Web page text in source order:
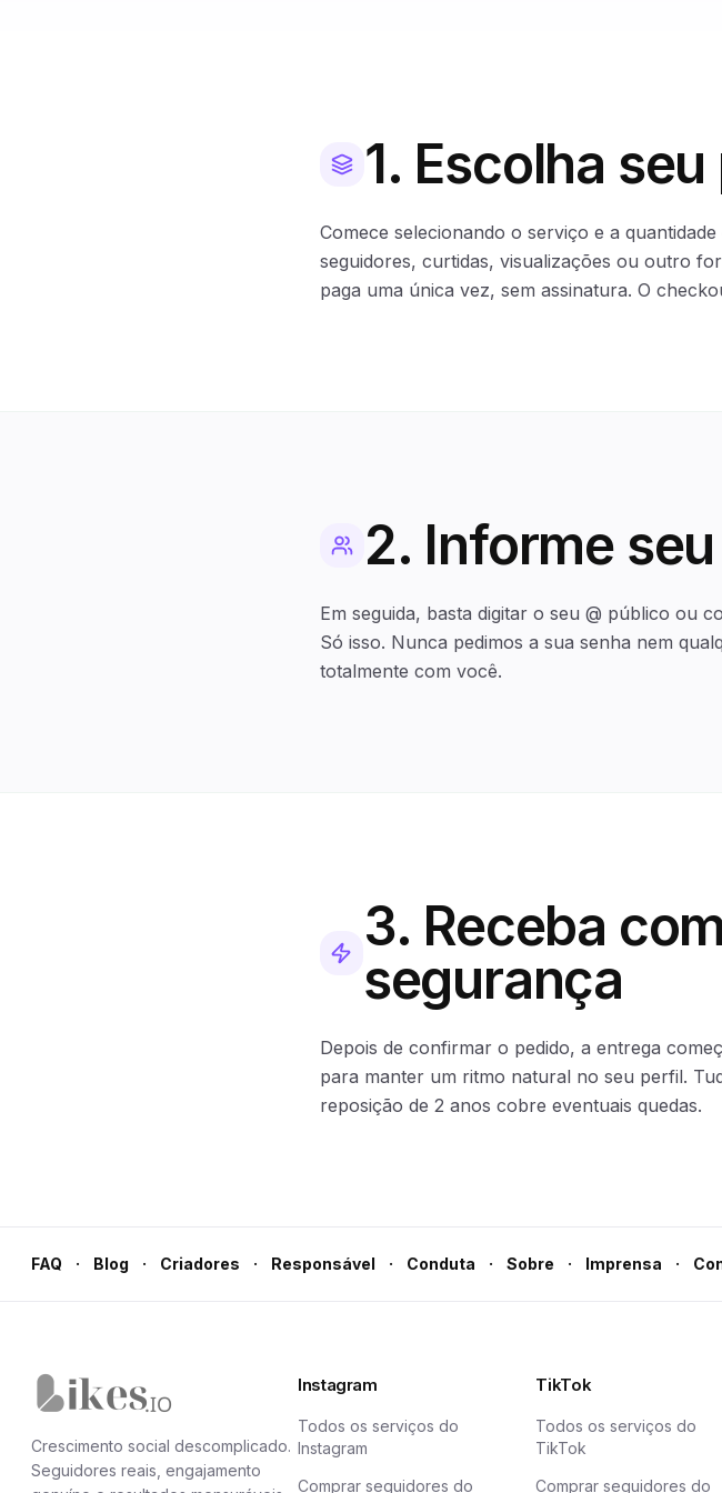
1. Escolha
Comece selecionando o serviço e a
seguidores, curtidas, visualizações ou outro
paga uma única vez, sem assinatura. O
2. Informe
Em seguida, basta digitar o seu @ público ou
Só isso. Nunca pedimos a sua senha nem
totalmente com você.
3. Receba
segurança
Depois de confirmar o pedido, a entrega
para manter um ritmo natural no seu perfil.
reposição de 2 anos cobre eventuais quedas.
FAQ · Blog · Criadores · Responsável · Conduta · Sobre · Imprensa ·
Página inicial da Likes.io
Crescimento social descomplicado.
Seguidores reais, engajamento
Instagram
Todos os serviços do
Instagram
Comprar seguidores do
TikTok
Todos os serviços do
TikTok
Comprar seguidores do